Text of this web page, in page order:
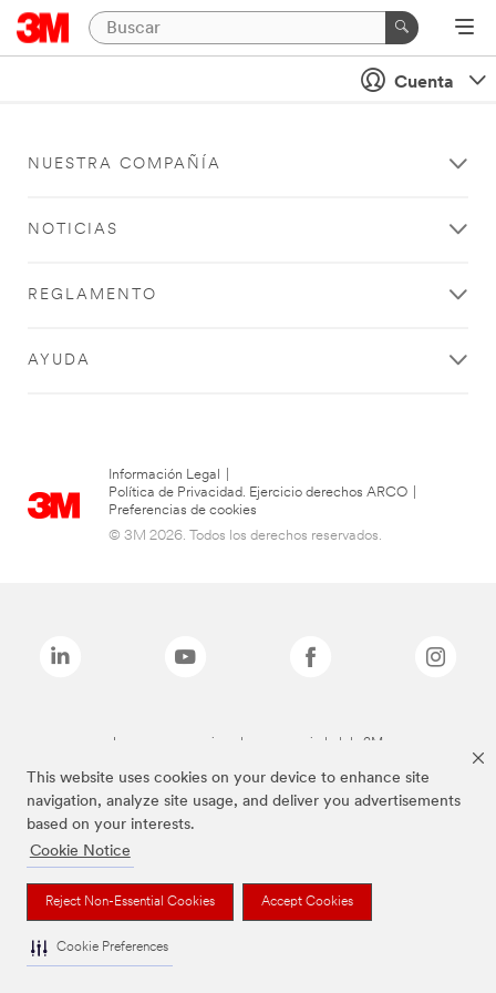
This website uses cookies on your device to enhance site
navigation, analyze site usage, and deliver you advertisements
based on your interests.
Cookie Notice
Reject Non-Essential Cookies Accept Cookies
Cookie Preferences
Cuenta
NUESTRA COMPAÑÍA
NOTICIAS
REGLAMENTO
AYUDA
Información Legal
Política de Privacidad. Ejercicio derechos ARCO
Preferencias de cookies
© 3M 2026. Todos los derechos reservados.
Las marcas mencionadas son propiedad de 3M